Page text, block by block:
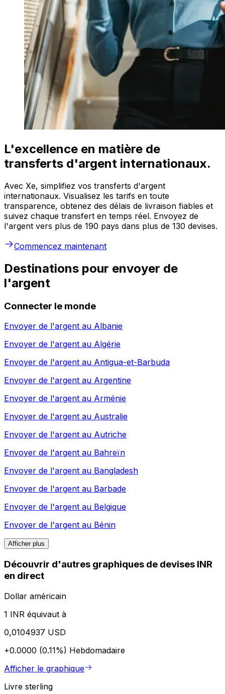
L'excellence en matière de
transferts d'argent internationaux.
Avec Xe, simplifiez vos transferts d'argent
internationaux. Visualisez les tarifs en toute
transparence, obtenez des délais de livraison fiables et
suivez chaque transfert en temps réel. Envoyez de
l'argent vers plus de 190 pays dans plus de 130 devises.
Commencez maintenant
Destinations pour envoyer de
l'argent
Connecter le monde
Envoyer de l'argent au Albanie
Envoyer de l'argent au Algérie
Envoyer de l'argent au Antigua-et-Barbuda
Envoyer de l'argent au Argentine
Envoyer de l'argent au Arménie
Envoyer de l'argent au Australie
Envoyer de l'argent au Autriche
Envoyer de l'argent au Bahreïn
Envoyer de l'argent au Bangladesh
Envoyer de l'argent au Barbade
Envoyer de l'argent au Belgique
Envoyer de l'argent au Bénin
Afficher plus
Découvrir d'autres graphiques de devises INR
en direct
Dollar américain
1 INR équivaut à
0,0104937 USD
+0.0000 (0.11%) Hebdomadaire
Afficher le graphique
Livre sterling